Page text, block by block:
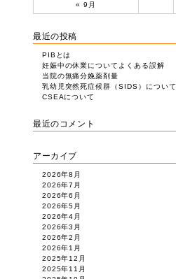
« 9月
最近の投稿
PIBとは
妊娠中の休業についてよくある誤解
当院の無痛分娩薬剤量
乳幼児突然死症候群（SIDS）について
CSEAについて
最近のコメント
アーカイブ
2026年8月
2026年7月
2026年6月
2026年5月
2026年4月
2026年3月
2026年2月
2026年1月
2025年12月
2025年11月